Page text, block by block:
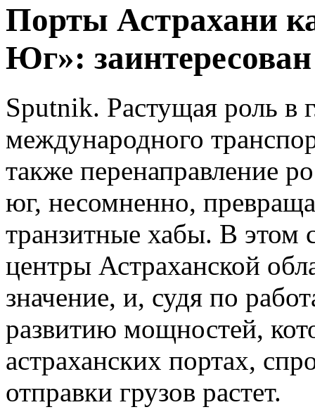
Порты Астрахани
Юг»:
Sputnik. Растущая роль в
международного
также перенаправление
юг, несомненно,
транзитные хабы. В этом
центры Астраханской
значение, и, судя по
развитию мощностей,
астраханских портах,
отправки грузов растет.